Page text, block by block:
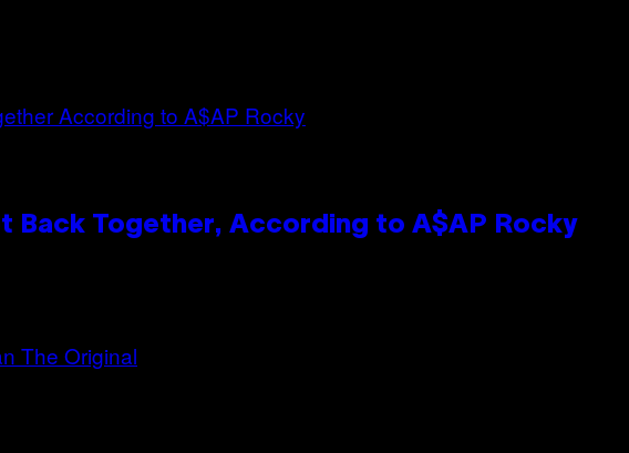
Back Together, According to A$AP Rocky